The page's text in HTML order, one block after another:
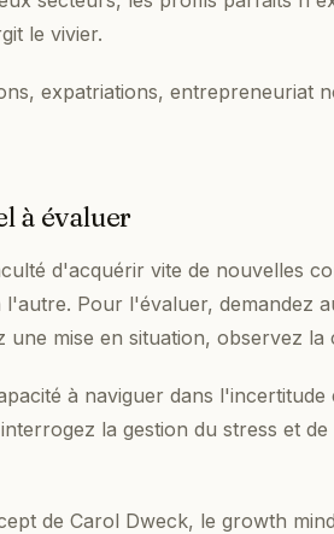
le vivier.
expatriations, entrepreneuriat
à évaluer
d'acquérir vite de nouvelles
Pour l'évaluer, demandez
mise en situation, observez la
à naviguer dans
la gestion du stress et
de Carol Dweck, le growth